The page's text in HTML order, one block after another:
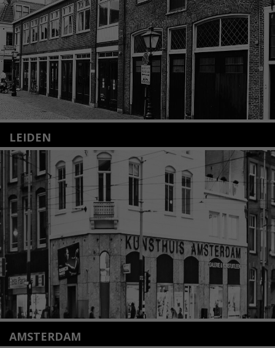
LEIDEN
Nieuwstraat 35
2312 KA Leiden
+31(0)71 – 52 84 480
info@kunsthuisleiden.nl
Lees meer
AMSTERDAM